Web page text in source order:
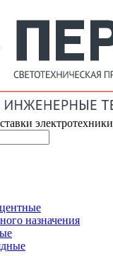
электротехники
назначения